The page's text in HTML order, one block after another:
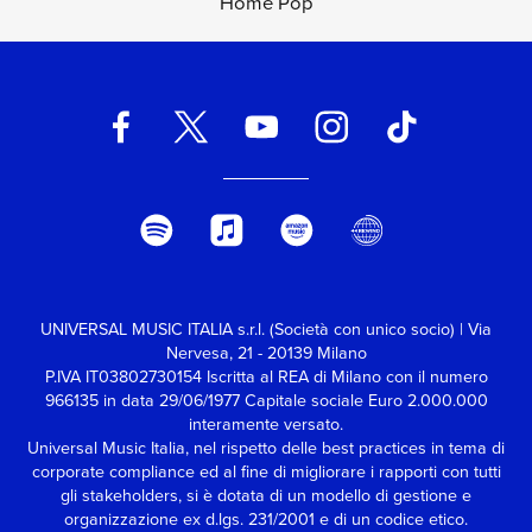
UNIVERSAL MUSIC ITALIA s.r.l. (Società con unico socio) | Via
Nervesa, 21 - 20139 Milano
P.IVA IT03802730154 Iscritta al REA di Milano con il numero
966135 in data 29/06/1977Capitale sociale Euro 2.000.000
interamente versato.
Universal Music Italia, nel rispetto delle best practices in tema di
corporate compliance ed al fine di migliorare i rapporti con tutti
gli stakeholders,si è dotata di un modello di gestione e
organizzazione ex d.lgs. 231/2001 e di un codice etico.